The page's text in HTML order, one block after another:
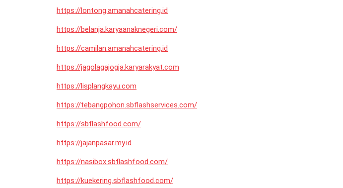
https://lontong.amanahcatering.id
https://belanja.karyaanaknegeri.com/
https://camilan.amanahcatering.id
https://jagolagajogja.karyarakyat.com
https://lisplangkayu.com
https://tebangpohon.sbflashservices.com/
https://sbflashfood.com/
https://jajanpasar.my.id
https://nasibox.sbflashfood.com/
https://kuekering.sbflashfood.com/